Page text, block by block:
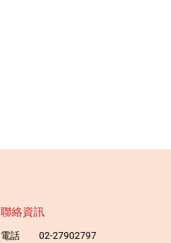
聯絡資訊
電話 02-27902797